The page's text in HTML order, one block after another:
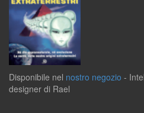
Disponibile nel nostro negozio -
designer di Rael